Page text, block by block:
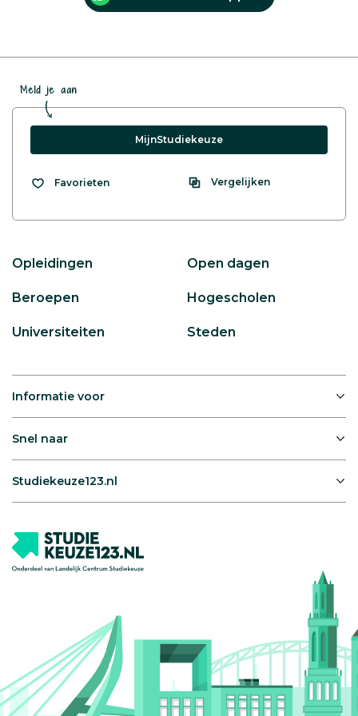
Meld je aan
MijnStudiekeuze
Favorieten Vergelijken
Opleidingen Open dagen
Beroepen Hogescholen
Universiteiten Steden
Informatie voor
Snel naar
Studiekeuze123.nl